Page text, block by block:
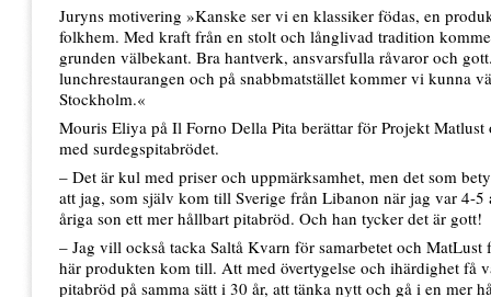
Juryns motivering »Kanske ser vi en klassiker födas, en
folkhem. Med kraft från en stolt och långlivad tradition
grunden välbekant. Bra hantverk, ansvarsfulla råvaror och
lunchrestaurangen och på snabbmatstället kommer vi kunna
Stockholm.«
Mouris Eliya på Il Forno Della Pita berättar för Projekt Matlust
med surdegspitabrödet.
– Det är kul med priser och uppmärksamhet, men det som
att jag, som själv kom till Sverige från Libanon när jag var 4-5
åriga son ett mer hållbart pitabröd. Och han tycker det är gott!
– Jag vill också tacka Saltå Kvarn för samarbetet och
här produkten kom till. Att med övertygelse och ihärdighet få
pitabröd på samma sätt i 30 år, att tänka nytt och gå i en mer